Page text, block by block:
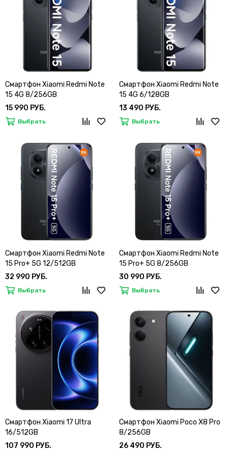
Смартфон Xiaomi Redmi Note
15 4G 8/256GB
15 990 РУБ.
Выбрать
Смартфон Xiaomi Redmi Note
15 4G 6/128GB
13 490 РУБ.
Выбрать
Смартфон Xiaomi Redmi Note
15 Pro+ 5G 12/512GB
32 990 РУБ.
Выбрать
Смартфон Xiaomi Redmi Note
15 Pro+ 5G 8/256GB
30 990 РУБ.
Выбрать
Смартфон Xiaomi 17 Ultra
16/512GB
107 990 РУБ.
Смартфон Xiaomi Poco X8 Pro
8/256GB
26 490 РУБ.